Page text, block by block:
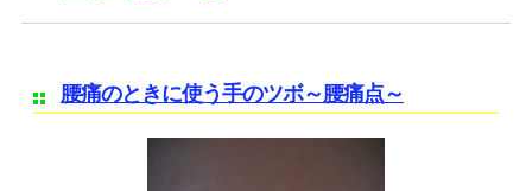
腰痛のときに使う手のツボ～腰痛点～